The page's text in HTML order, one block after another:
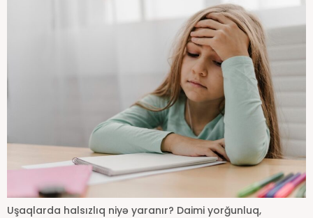
Uşaqlarda halsızlıq niyə yaranır? Daimi yorğunluq,